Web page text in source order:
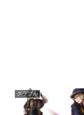
グラブル